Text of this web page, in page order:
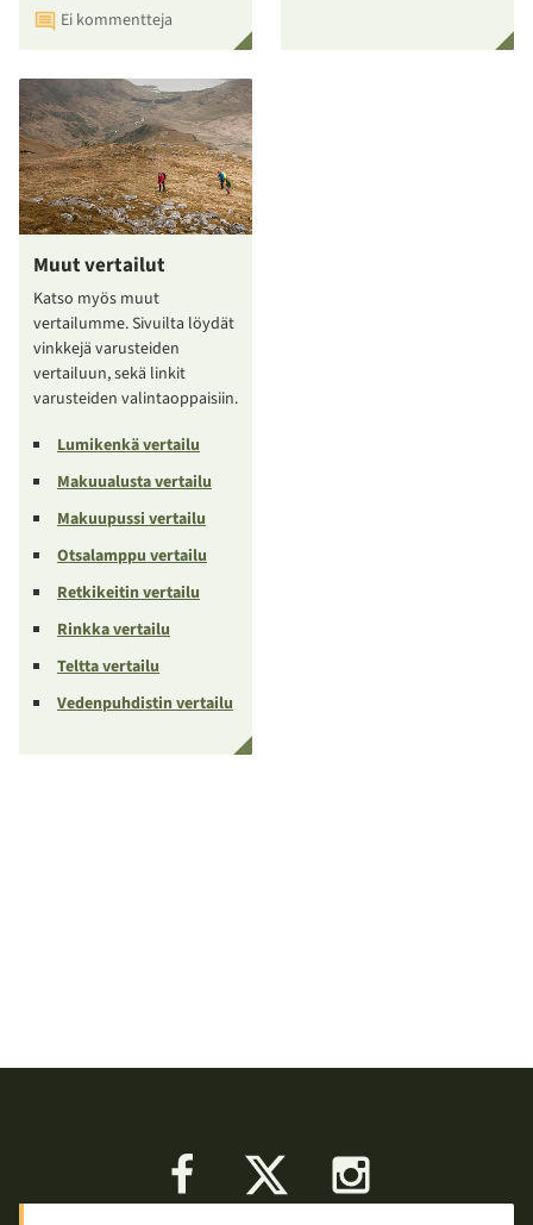
Ei kommentteja
Muut vertailut
Katso myös muut
vertailumme. Sivuilta löydät
vinkkejä varusteiden
vertailuun, sekä linkit
varusteiden valintaoppaisiin.
Lumikenkä vertailu
Makuualusta vertailu
Makuupussi vertailu
Otsalamppu vertailu
Retkikeitin vertailu
Rinkka vertailu
Teltta vertailu
Vedenpuhdistin vertailu
Facebook